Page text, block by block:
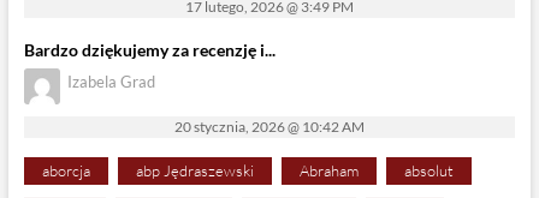
17 lutego, 2026 @ 3:49 PM
Bardzo dziękujemy za recenzję i...
Izabela Grad
20 stycznia, 2026 @ 10:42 AM
aborcja abp Jędraszewski Abraham absolut